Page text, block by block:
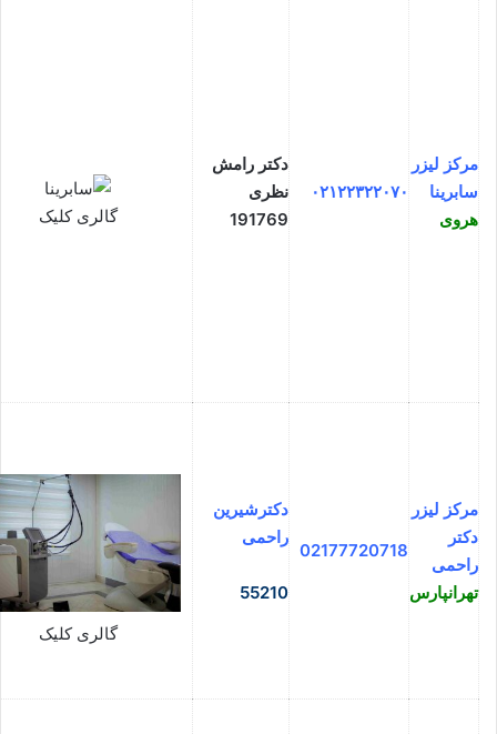
مرکز لیزر
سابرینا
هروی
۰۲۱۲۲۳۲۲۰۷۰
دکتر رامش
نظری
191769
گالری کلیک
مرکز لیزر
دکتر
راحمی
تهرانپارس
02177720718
دکترشیرین
راحمی
55210
گالری کلیک